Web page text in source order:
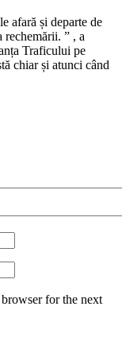
afară și departe de
rechemării. ” , a
Traficului pe
chiar și atunci când
for the next